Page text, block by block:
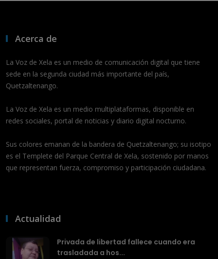
Acerca de
La Voz de Xela es un medio de comunicación digital que tiene
sede en la segunda ciudad más importante del país,
Quetzaltenango.
La Voz de Xela es un medio multiplataformas, disponible en
redes sociales, portal de noticias y diario digital nocturno.
Sus colores emanan de la bandera de Quetzaltenango; su isotipo
es el Templete del Parque Central de Xela, sostenido por manos
que representan fuerza, compromiso y participación ciudadana.
Actualidad
Privada de libertad fallece cuando era
trasladada a hos...